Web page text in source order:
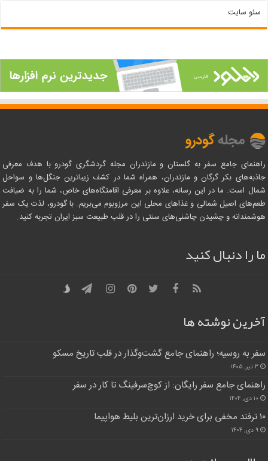
سئو سایت
راهنمای جامع سفر به گلستان و مازندران مجله گردشگری گودرو با هدف معرفی
جاذبه‌های بکر گرگان و مازندران، همراه شما در کشف زیباترین جنگل‌ها و سواحل
شمال است. ما در این رسانه، علاوه بر معرفی اقامتگاه‌های خاص، شما را به ضیافت
طعم‌های اصیل شمالی و غذاهای محلی این مرزوبوم می‌بریم. با گودرو، لذت یک سفر
هوشمندانه و چشیدن چاشنی‌های سنتی را در قلب طبیعت سبز ایران تجربه کنید.
ما را دنبال کنید
آخرین نوشته ها
سفر به روسیه؛ راهنمای جامع گشت‌وگذار در قلب تاریخ مسکو
۳ تیر, ۱۴۰۵
راهنمای جامع سفر رایگان: از کوچ‌سرفینگ تا کار در سفر
۱۰ دی, ۱۴۰۴
۱۰ ترفند مخفی برای خرید ارزان‌ترین بلیط هواپیما
۹ دی, ۱۴۰۴